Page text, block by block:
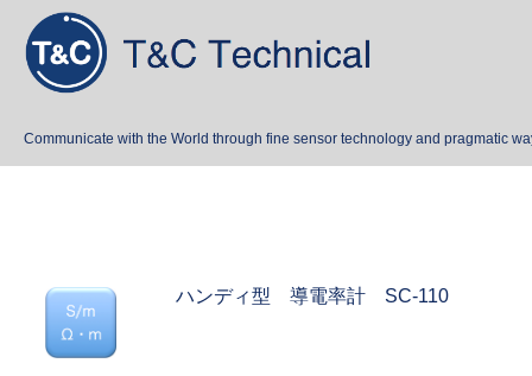
Communicate with the World through fine sensor technology and pragmatic
ハンディ型 導電率計 SC-110